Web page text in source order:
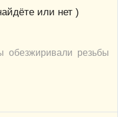
или нет )
обезжиривали резьбы